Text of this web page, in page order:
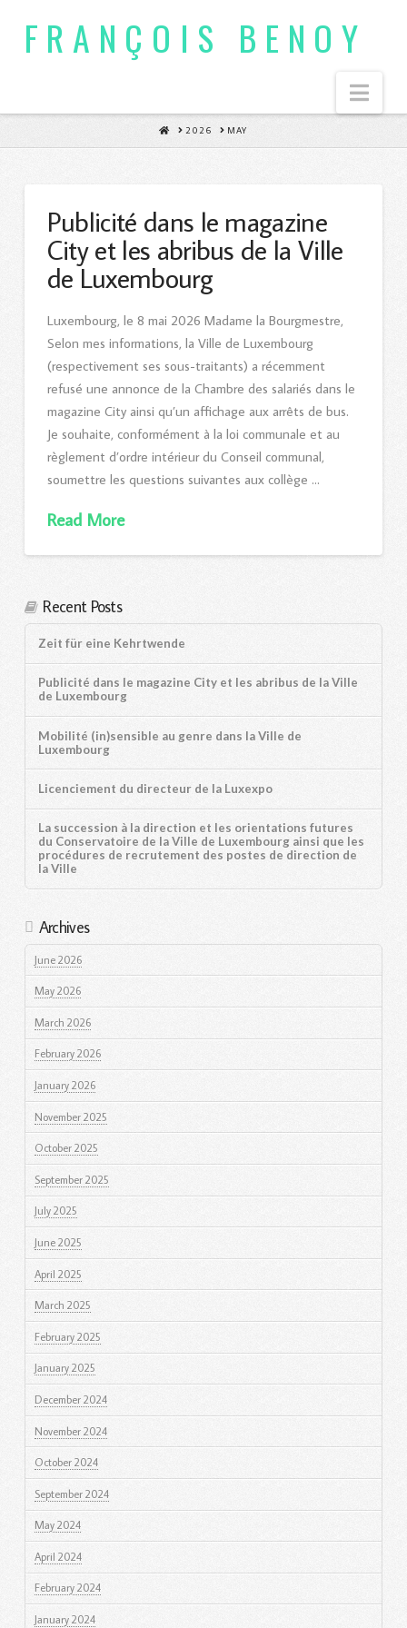
FRANÇOIS BENOY
HOME
2026 MAY
Publicité dans le magazine
City et les abribus de la Ville
de Luxembourg
Luxembourg, le 8 mai 2026 Madame la Bourgmestre,
Selon mes informations, la Ville de Luxembourg
(respectivement ses sous-traitants) a récemment
refusé une annonce de la Chambre des salariés dans le
magazine City ainsi qu’un affichage aux arrêts de bus.
Je souhaite, conformément à la loi communale et au
règlement d’ordre intérieur du Conseil communal,
soumettre les questions suivantes aux collège …
Read More
Recent Posts
Zeit für eine Kehrtwende
Publicité dans le magazine City et les abribus de la Ville
de Luxembourg
Mobilité (in)sensible au genre dans la Ville de
Luxembourg
Licenciement du directeur de la Luxexpo
La succession à la direction et les orientations futures
du Conservatoire de la Ville de Luxembourg ainsi que les
procédures de recrutement des postes de direction de
la Ville
Archives
June 2026
May 2026
March 2026
February 2026
January 2026
November 2025
October 2025
September 2025
July 2025
June 2025
April 2025
March 2025
February 2025
January 2025
December 2024
November 2024
October 2024
September 2024
May 2024
April 2024
February 2024
January 2024